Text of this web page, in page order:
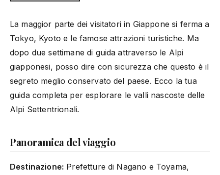
La maggior parte dei visitatori in Giappone si ferma a
Tokyo, Kyoto e le famose attrazioni turistiche. Ma
dopo due settimane di guida attraverso le Alpi
giapponesi, posso dire con sicurezza che questo è il
segreto meglio conservato del paese. Ecco la tua
guida completa per esplorare le valli nascoste delle
Alpi Settentrionali.
Panoramica del viaggio
Destinazione: Prefetture di Nagano e Toyama,